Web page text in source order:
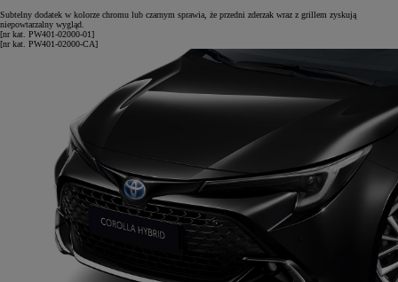
Subtelny dodatek w kolorze chromu lub czarnym sprawia, że przedni zderzak wraz z grillem zyskują
niepowtarzalny wygląd.
[nr kat. PW401-02000-01]
[nr kat. PW401-02000-CA]